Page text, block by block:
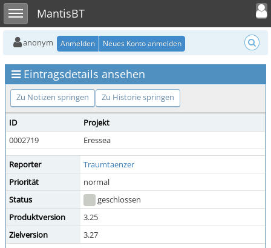
Toggle sidebarMantisBT
Toggle
anonym Anmelden Neues Konto anmelden
Eintragsdetails ansehen
Zu Notizen springen Zu Historie springen
ID
Projekt
0002719
Eressea
Reporter
Traumtaenzer
Priorität
normal
Status
geschlossen
Produktversion
3.25
Zielversion
3.27